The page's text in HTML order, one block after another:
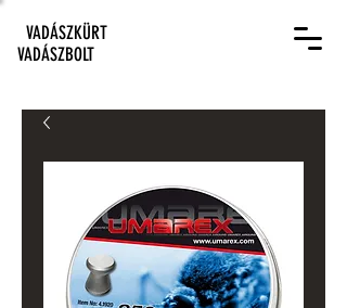
VADÁSZKÜRT
VADÁSZBOLT